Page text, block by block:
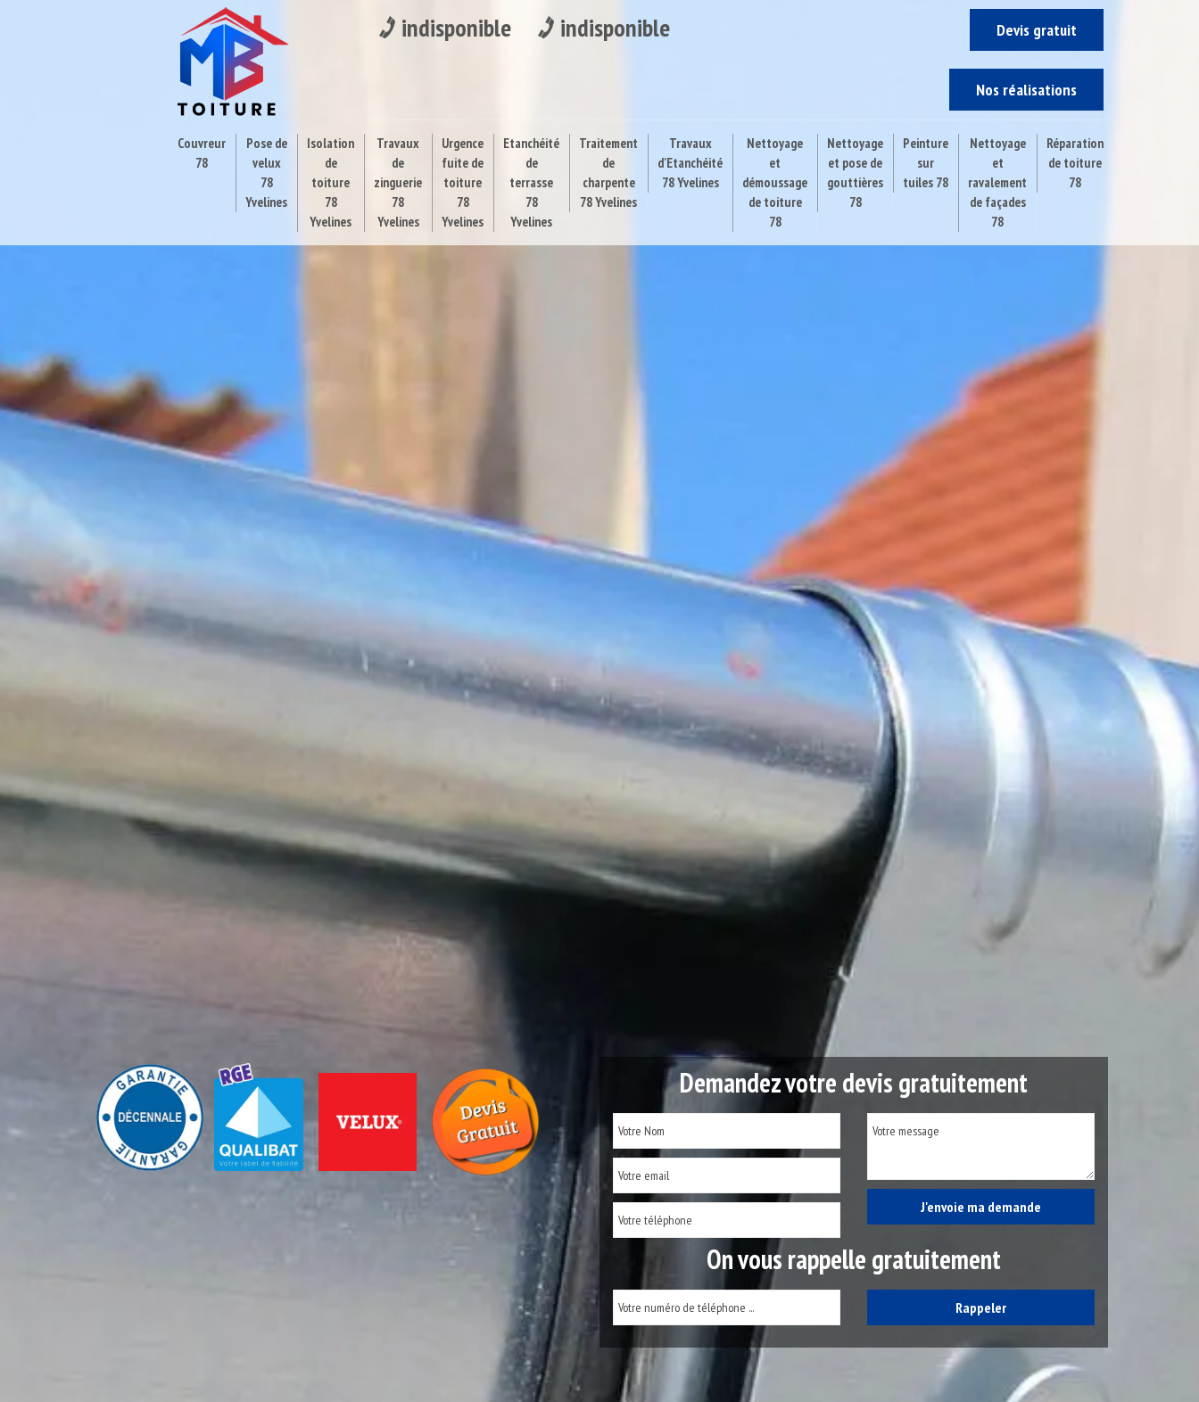
indisponible indisponible Devis gratuit
Nos réalisations
Couvreur
78
Pose de
velux
78
Yvelines
Isolation
de
toiture
78
Yvelines
Travaux
de
zinguerie
78
Yvelines
Urgence
fuite de
toiture
78
Yvelines
Etanchéité
de
terrasse
78
Yvelines
Traitement
de
charpente
78 Yvelines
Travaux
d'Etanchéité
78 Yvelines
Nettoyage
et
démoussage
de toiture
78
Nettoyage
et pose de
gouttières
78
Peinture
sur
tuiles 78
Nettoyage
et
ravalement
de façades
78
Réparation
de toiture
78
Demandez votre devis gratuitement
On vous rappelle gratuitement